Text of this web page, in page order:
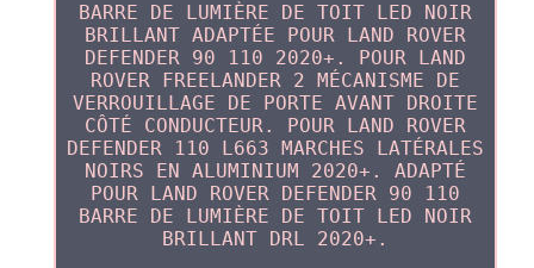
BARRE DE LUMIÈRE DE TOIT LED NOIR
BRILLANT ADAPTÉE POUR LAND ROVER
DEFENDER 90 110 2020+. POUR LAND
ROVER FREELANDER 2 MÉCANISME DE
VERROUILLAGE DE PORTE AVANT DROITE
CÔTÉ CONDUCTEUR. POUR LAND ROVER
DEFENDER 110 L663 MARCHES LATÉRALES
NOIRS EN ALUMINIUM 2020+. ADAPTÉ
POUR LAND ROVER DEFENDER 90 110
BARRE DE LUMIÈRE DE TOIT LED NOIR
BRILLANT DRL 2020+.